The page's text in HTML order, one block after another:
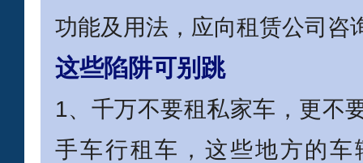
功能及用法，应向租赁公司咨
这些陷阱可别跳
1、千万不要租私家车，更不
手车行租车，这些地方的车